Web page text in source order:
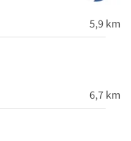
5,9 km
6,7 km